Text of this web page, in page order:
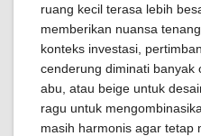
ruang kecil terasa lebih
memberikan nuansa
konteks investasi,
cenderung diminati banyak
abu, atau beige untuk
ragu untuk
masih harmonis agar tetap